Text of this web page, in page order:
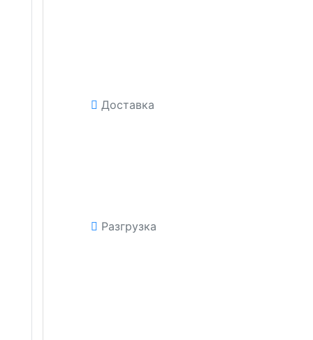
Доставка
Разгрузка